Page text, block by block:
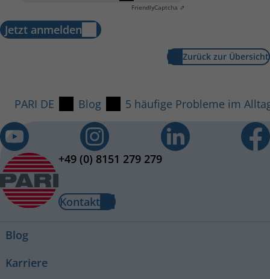
FriendlyCaptcha ⇗
Jetzt anmelden
Zurück zur Übersicht
PARI DE Blog 5 häufige Probleme im
+49 (0) 8151 279 279
Kontakt
Blog
Karriere